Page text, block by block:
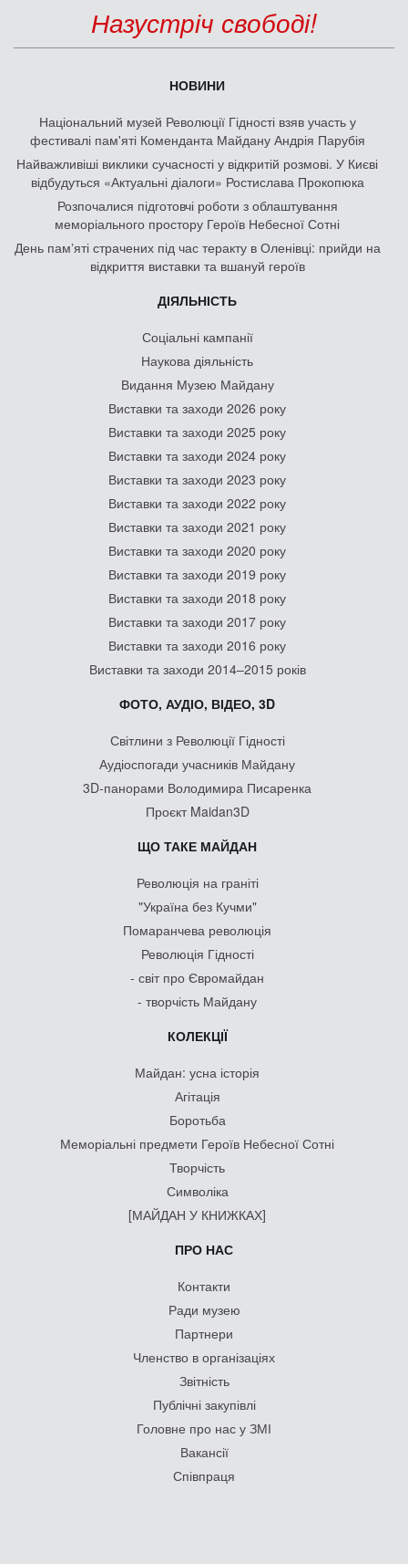
Назустріч свободі!
НОВИНИ
Національний музей Революції Гідності взяв участь у
фестивалі пам'яті Коменданта Майдану Андрія Парубія
Найважливіші виклики сучасності у відкритій розмові. У Києві
відбудуться «Актуальні діалоги» Ростислава Прокопюка
Розпочалися підготовчі роботи з облаштування
меморіального простору Героїв Небесної Сотні
День памʼяті страчених під час теракту в Оленівці: прийди на
відкриття виставки та вшануй героїв
ДІЯЛЬНІСТЬ
Соціальні кампанії
Наукова діяльність
Видання Музею Майдану
Виставки та заходи 2026 року
Виставки та заходи 2025 року
Виставки та заходи 2024 року
Виставки та заходи 2023 року
Виставки та заходи 2022 року
Виставки та заходи 2021 року
Виставки та заходи 2020 року
Виставки та заходи 2019 року
Виставки та заходи 2018 року
Виставки та заходи 2017 року
Виставки та заходи 2016 року
Виставки та заходи 2014–2015 років
ФОТО, АУДІО, ВІДЕО, 3D
Світлини з Революції Гідності
Аудіоспогади учасників Майдану
3D-панорами Володимира Писаренка
Проєкт Maidan3D
ЩО ТАКЕ МАЙДАН
Революція на граніті
"Україна без Кучми"
Помаранчева революція
Революція Гідності
- світ про Євромайдан
- творчість Майдану
КОЛЕКЦІЇ
Майдан: усна історія
Агітація
Боротьба
Меморіальні предмети Героїв Небесної Сотні
Творчість
Символіка
[МАЙДАН У КНИЖКАХ]
ПРО НАС
Контакти
Ради музею
Партнери
Членство в організаціях
Звітність
Публічні закупівлі
Головне про нас у ЗМІ
Вакансії
Співпраця